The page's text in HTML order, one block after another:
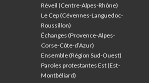
Réveil (Centre-Alpes-Rhône)
Le Cep (Cévennes-Languedoc-
Roussillon)
Échanges (Provence-Alpes-
Corse-Côte-d’Azur)
Ensemble (Région Sud-Ouest)
Paroles protestantes Est (Est-
Montbéliard)